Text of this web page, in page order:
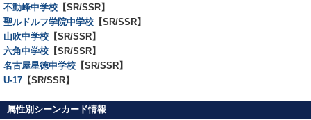
不動峰中学校 【SR/SSR】
聖ルドルフ学院中学校 【SR/SSR】
山吹中学校 【SR/SSR】
六角中学校 【SR/SSR】
名古屋星徳中学校 【SR/SSR】
U-17 【SR/SSR】
属性別シーンカード情報